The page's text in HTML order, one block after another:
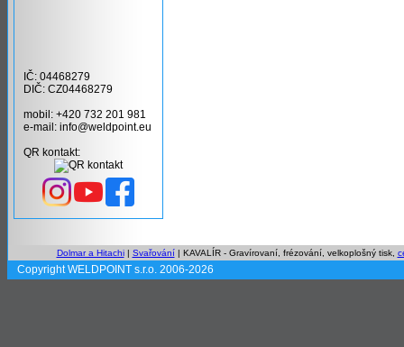
IČ: 04468279
DIČ: CZ04468279
mobil: +420 732 201 981
e-mail: info@weldpoint.eu
QR kontakt:
Dolmar a Hitachi| Svařování| KAVALÍR - Gravírovaní, frézování, velkoplošný tisk,
Copyright WELDPOINT s.r.o. 2006-2026